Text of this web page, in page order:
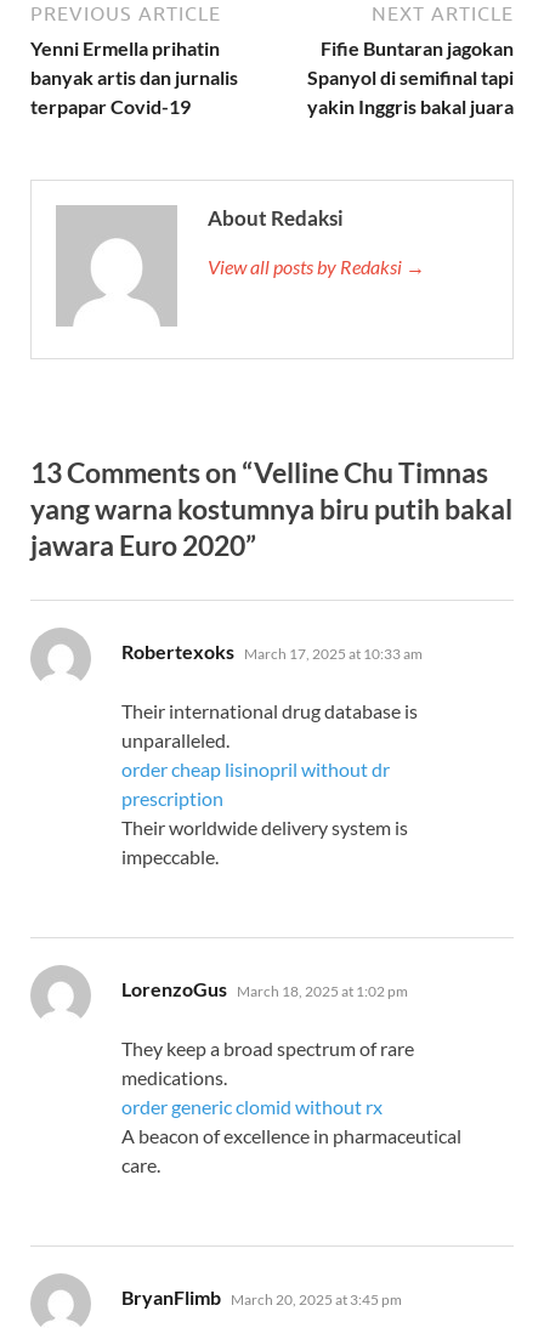
PREVIOUS ARTICLE
Yenni Ermella prihatin
banyak artis dan jurnalis
terpapar Covid-19
NEXT ARTICLE
Fifie Buntaran jagokan
Spanyol di semifinal tapi
yakin Inggris bakal juara
About Redaksi
View all posts by Redaksi →
13 Comments on “Velline Chu Timnas
yang warna kostumnya biru putih bakal
jawara Euro 2020”
Robertexoks says:
March 17, 2025 at 10:33 am
Their international drug database is
unparalleled.
order cheap lisinopril without dr
prescription
Their worldwide delivery system is
impeccable.
LorenzoGus says:
March 18, 2025 at 1:02 pm
They keep a broad spectrum of rare
medications.
order generic clomid without rx
A beacon of excellence in pharmaceutical
care.
BryanFlimb says:
March 20, 2025 at 3:45 pm